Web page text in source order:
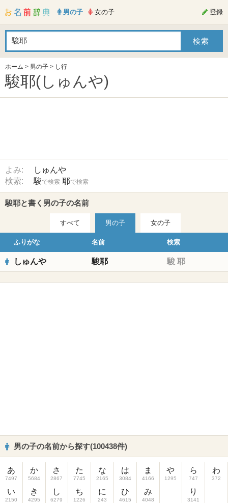
男の子 女の子 登録
ホーム > 男の子 > し行
駿耶(しゅんや)
よみ:
しゅんや
検索:
駿で検索 耶で検索
駿耶と書く男の子の名前
すべて 男の子 女の子
ふりがな 名前 検索
しゅんや 駿耶 駿 耶
男の子の名前から探す(100438件)
あ
7497
い
2150
か
5684
き
4295
さ
2867
し
6279
た
7745
ち
1226
な
2165
に
243
は
3084
ひ
4615
ま
4166
み
4048
や
1295
ら
747
り
3141
わ
372